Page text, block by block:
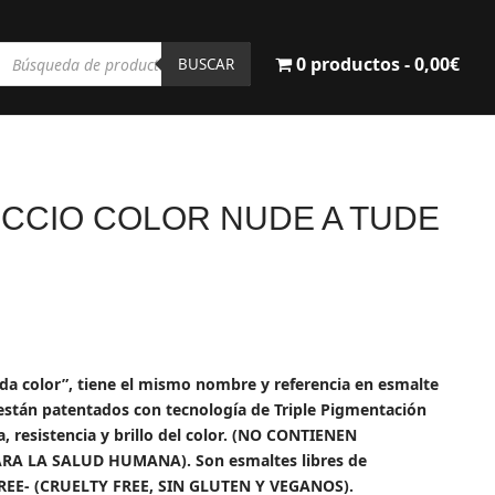
BUSCAR 0 productos 0,00€
COLOR NUDE A TUDE
color”, tiene el mismo nombre y referencia en esmalte
patentados con tecnología de Triple Pigmentación
resistencia y brillo del color. (NO CONTIENEN
LA SALUD HUMANA). Son esmaltes libres de
(CRUELTY FREE, SIN GLUTEN Y VEGANOS).